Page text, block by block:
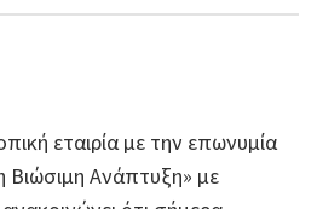
εταιρία με την επωνυμία
Βιώσιμη Ανάπτυξη» με